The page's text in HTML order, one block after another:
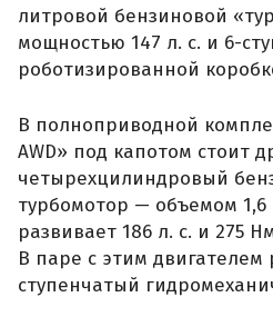
литровой бензиновой
мощностью 147 л. с. и 6-
роботизированной
В полноприводной
AWD» под капотом стоит
четырехцилиндровый
турбомотор — объемом
развивает 186 л. с. и 275
В паре с этим двигателем
ступенчатый